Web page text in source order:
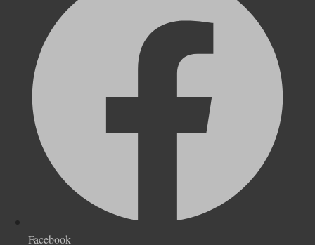
Facebook